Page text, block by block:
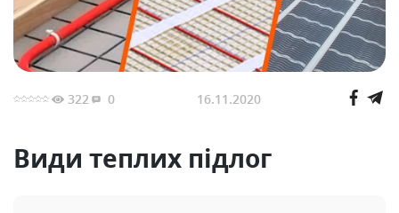
322 0 16.11.2020
Види теплих підлог